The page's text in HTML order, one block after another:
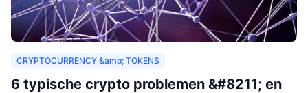
CRYPTOCURRENCY &amp; TOKENS
6 typische crypto problemen &#8211; en